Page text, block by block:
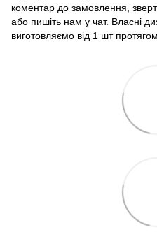
коментар до замовлення,
або пишіть нам у чат. Власні
виготовляємо від 1 шт